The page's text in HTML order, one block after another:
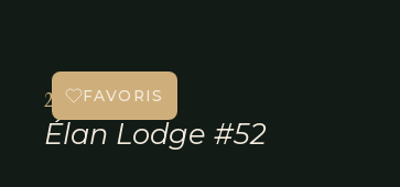
FAVORIS
2+ nuits
Élan Lodge #52